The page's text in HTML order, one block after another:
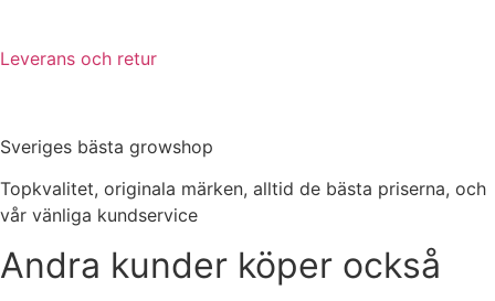
Leverans och retur
Sveriges bästa growshop
Topkvalitet, originala märken, alltid de bästa priserna, och
vår vänliga kundservice
Andra kunder köper också